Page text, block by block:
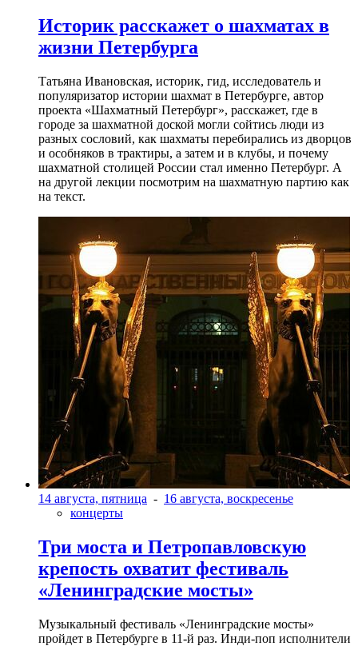
Историк расскажет о шахматах в
жизни Петербурга
Татьяна Ивановская, историк, гид, исследователь и
популяризатор истории шахмат в Петербурге, автор
проекта «Шахматный Петербург», расскажет, где в
городе за шахматной доской могли сойтись люди из
разных сословий, как шахматы перебирались из дворцов
и особняков в трактиры, а затем и в клубы, и почему
шахматной столицей России стал именно Петербург. А
на другой лекции посмотрим на шахматную партию как
на текст.
14 августа, пятница - 16 августа, воскресенье
концерты
Три моста и Петропавловскую
крепость охватит фестиваль
«Ленинградские мосты»
Музыкальный фестиваль «Ленинградские мосты»
пройдет в Петербурге в 11-й раз. Инди-поп исполнители